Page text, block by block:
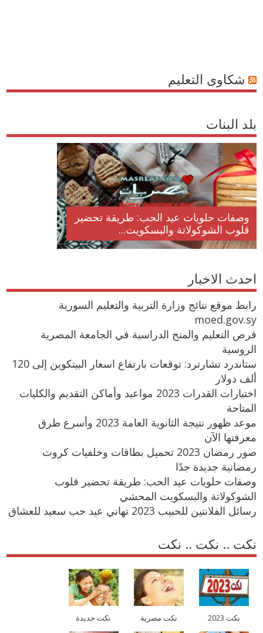
شكاوى التعليم
بلد البنات
وصفات حلويات عيد الحب: طريقة تحضير
قلوب الشوكولاتة والبسكويت...
احدث الاخبار
رابط موقع نتائج وزارة التربية والتعليم السورية
moed.gov.sy
فرص التعليم والمنح الدراسية في الجامعة المصرية
الروسية
ستاندرد تشارترد: توقعات بارتفاع اسعار البيتكوين إلى 120
ألف دولار
اختبارات القدرات 2023 مواعيد وأماكن التقديم والكليات
المتاحة
موعد ظهور نتيجة الثانوية العامة 2023 وأسرع طرق
معرفتها الآن
صور رمضان 2023 تحميل بطاقات وخلفيات كروت
رمضانية جديدة جدًا
وصفات حلويات عيد الحب: طريقة تحضير قلوب
الشوكولاتة والبسكويت المحشي
رسائل الفلانتين للحبيب 2023 تهاني عيد حب سعيد للعشاق
نكت .. نكت .. نكت
نكت 2023 نكت مصرية نكت جديدة